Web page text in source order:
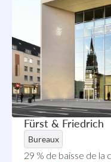
Fürst & Friedrich
Bureaux
29 % de baisse de la